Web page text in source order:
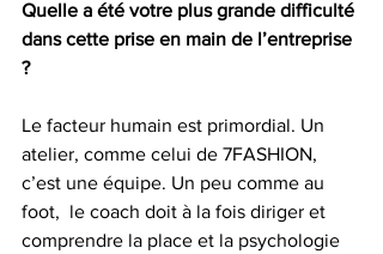
Quelle a été votre plus grande difficulté
dans cette prise en main de l’entreprise
?
Le facteur humain est primordial. Un
atelier, comme celui de 7FASHION,
c’est une équipe. Un peu comme au
foot,  le coach doit à la fois diriger et
comprendre la place et la psychologie